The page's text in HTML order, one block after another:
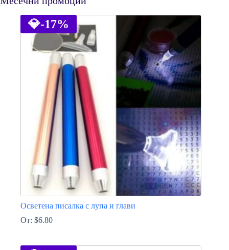
💎-17%
Осветена писалка с лупа и глави
От: $6.80
product